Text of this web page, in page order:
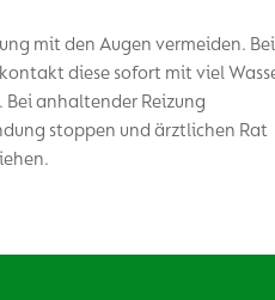
mit den Augen vermeiden. Bei
diese sofort mit viel
Bei anhaltender Reizung
stoppen und ärztlichen Rat